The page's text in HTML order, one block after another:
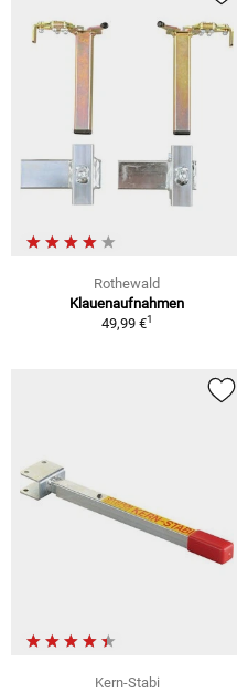
Rothewald
Klauenaufnahmen
49,99 €1
Kern-Stabi